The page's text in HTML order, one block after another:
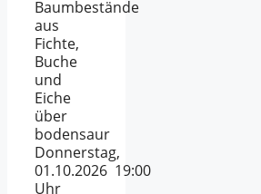
Baumbestände
aus
Fichte,
Buche
und
Eiche
über
bodensaur
Donnerstag,
01.10.2026 19:00
Uhr